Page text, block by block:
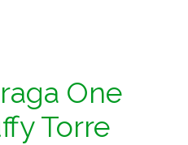
One
Torre